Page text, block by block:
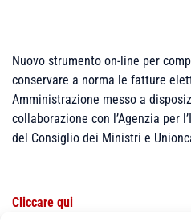
Nuovo strumento on-line per
conservare a norma le fatture
Amministrazione messo a
collaborazione con l’Agenzia per
del Consiglio dei Ministri e
Cliccare qui